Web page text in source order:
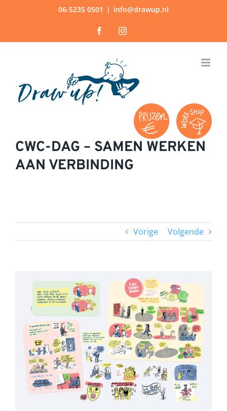
06-5235 0501 | info@drawup.nl
FacebookInstagram
CWC-DAG – SAMEN WERKEN
AAN VERBINDING
Vorige Volgende
Larger
Image